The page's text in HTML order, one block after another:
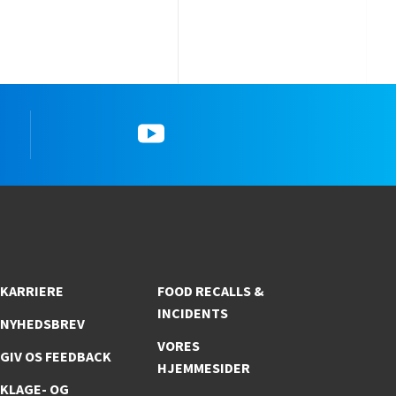
KARRIERE
NYHEDSBREV
GIV OS FEEDBACK
KLAGE- OG
FOOD RECALLS &
INCIDENTS
VORES
HJEMMESIDER